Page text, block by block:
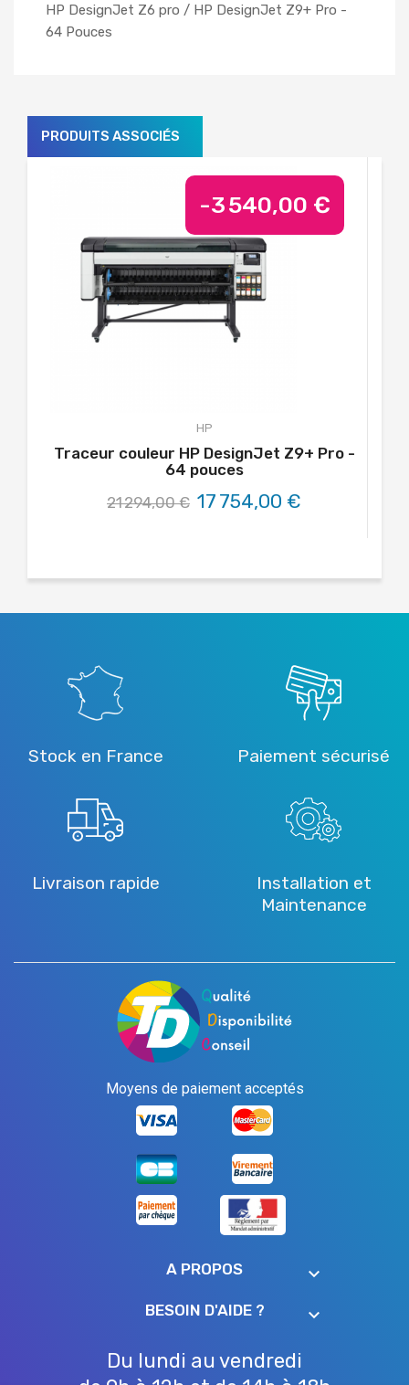
HP DesignJet Z6 pro / HP DesignJet Z9+ Pro -
64 Pouces
PRODUITS ASSOCIÉS
-3 540,00 €
HP
Traceur couleur HP DesignJet Z9+ Pro -
64 pouces
21 294,00 € 17 754,00 €
Stock en France Paiement sécurisé
Livraison rapide
Installation et
Maintenance
Moyens de paiement acceptés
A PROPOS keyboard_arrow_down
BESOIN D'AIDE ? keyboard_arrow_down
Du lundi au vendredi